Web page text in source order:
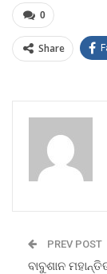
0
Share
PREV POST
ବାବୁଶାନ